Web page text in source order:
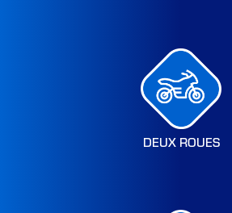
DEUX ROUES